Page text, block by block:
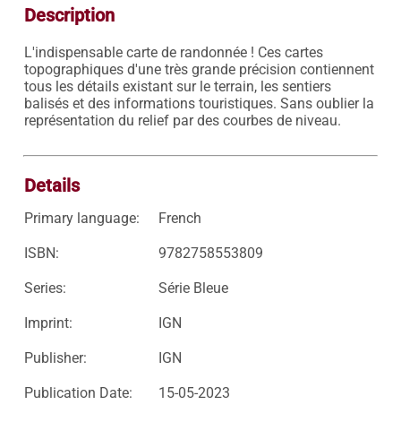
Description
L'indispensable carte de randonnée ! Ces cartes
topographiques d'une très grande précision contiennent
tous les détails existant sur le terrain, les sentiers
balisés et des informations touristiques. Sans oublier la
représentation du relief par des courbes de niveau.
Details
Primary language: French
ISBN: 9782758553809
Series: Série Bleue
Imprint: IGN
Publisher: IGN
Publication Date: 15-05-2023